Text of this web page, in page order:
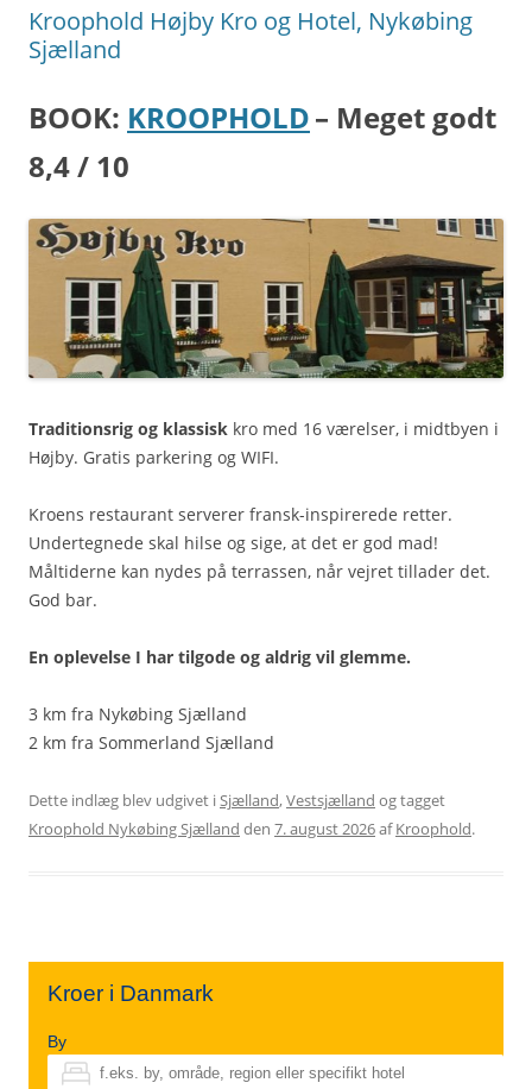
Kroophold Højby Kro og Hotel, Nykøbing
Sjælland
BOOK: KROOPHOLD– Meget godt
8,4 / 10
Traditionsrig og klassisk kro med 16 værelser, i midtbyen i
Højby. Gratis parkering og WIFI.
Kroens restaurant serverer fransk-inspirerede retter.
Undertegnede skal hilse og sige, at det er god mad!
Måltiderne kan nydes på terrassen, når vejret tillader det.
God bar.
En oplevelse I har tilgode og aldrig vil glemme.
3 km fra Nykøbing Sjælland
2 km fra Sommerland Sjælland
Dette indlæg blev udgivet iSjælland,Vestsjælland og tagget
Kroophold Nykøbing Sjælland den 7. august 2026afKroophold.
Kroer i Danmark
By